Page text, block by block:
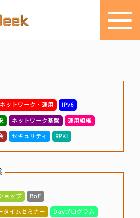
ネットワーク・運用
IPv6
ネットワーク基盤
運用組織
セキュリティ RPKI
ョップ
BoF
タイムセミナー
Dayプログラム